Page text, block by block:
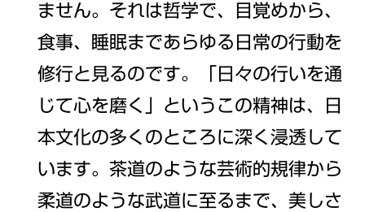
ません。それは哲学で、目覚めから、
食事、睡眠まであらゆる日常の行動を
修行と見るのです。「日々の行いを通
じて心を磨く」というこの精神は、日
本文化の多くのところに深く浸透して
います。茶道のような芸術的規律から
柔道のような武道に至るまで、美しさ